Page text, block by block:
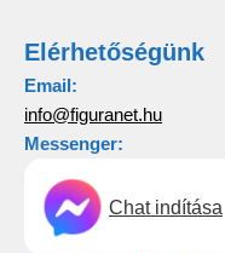
Elérhetőségünk
Email:
info@figuranet.hu
Messenger:
Chat indítása